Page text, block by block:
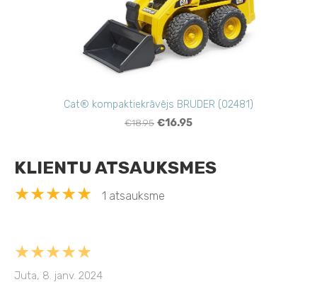
Cat® kompaktiekrāvējs BRUDER (02481)
€18.95 €16.95
KLIENTU ATSAUKSMES
★★★★★
1 atsauksme
★★★★★
Juta, 8. janv. 2024